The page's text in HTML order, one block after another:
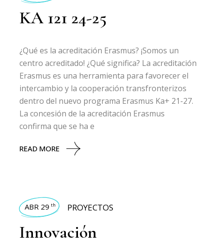
KA 121 24-25
¿Qué es la acreditación Erasmus? ¡Somos un
centro acreditado! ¿Qué significa? La acreditación
Erasmus es una herramienta para favorecer el
intercambio y la cooperación transfronterizos
dentro del nuevo programa Erasmus Ka+ 21-27.
La concesión de la acreditación Erasmus
confirma que se ha e
READ MORE
ABR 29 th PROYECTOS
Innovación